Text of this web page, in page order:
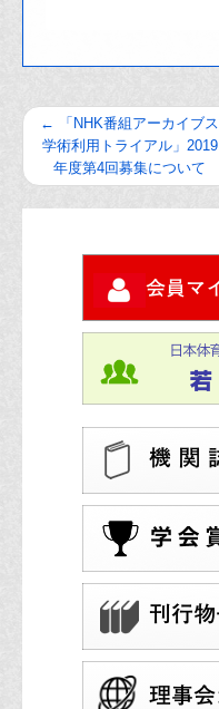
←
「NHK番組アーカイブス
学術利用トライアル」2019
年度第4回募集について